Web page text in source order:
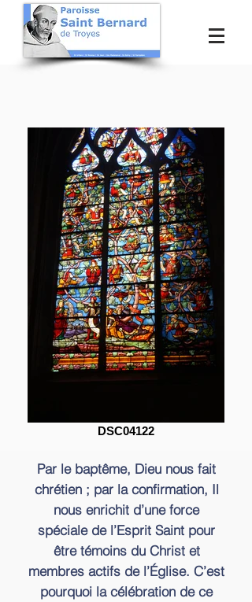
DSC04122
Par le baptême, Dieu nous fait
chrétien ; par la confirmation, Il
nous enrichit d’une force
spéciale de l’Esprit Saint pour
être témoins du Christ et
membres actifs de l’Église. C’est
pourquoi la célébration de ce